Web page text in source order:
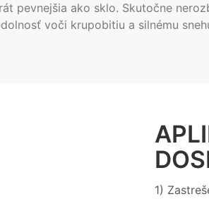
pevnejšia ako sklo. Skutočne
voči krupobitiu a silnému
1)